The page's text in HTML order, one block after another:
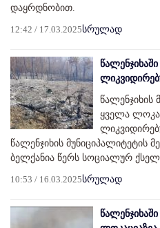
დაყრდნობით.
12:42 / 17.03.2025სრულად
წალენჯიხის
ყველა
წალენჯიხის მუნიციპალიტეტის
ბელქანია წერს სოციალურ
10:53 / 16.03.2025სრულად